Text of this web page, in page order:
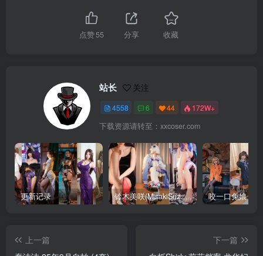
点赞55 分享 收藏
站长 关注
4558 6 44 172W+
下载资源请转至：xxcoser.com
更新记录 铃木美咲(MisakiSuzuki) 合集下载 咬一口兔娘 合
上一篇
下一篇